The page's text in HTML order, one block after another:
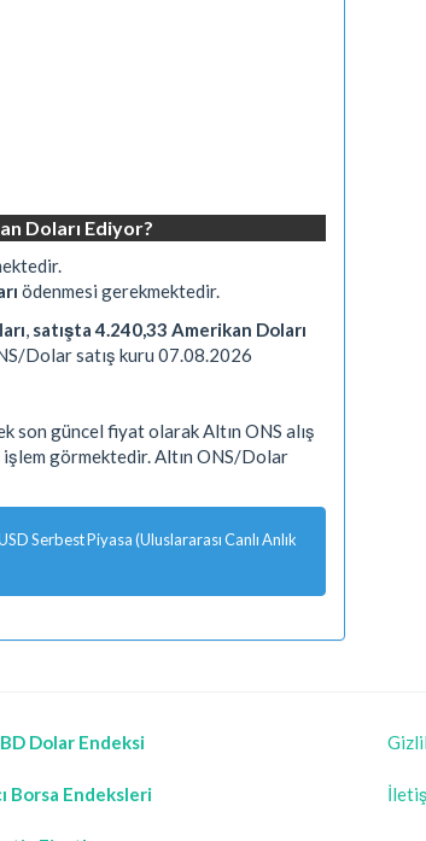
Doları Ediyor?
ödenmesi gerekmektedir.
satışta 4.240,33 Amerikan Doları
Dolar satış kuru 07.08.2026
son güncel fiyat olarak Altın ONS alış
görmektedir. Altın ONS/Dolar
Serbest Piyasa (Uluslararası Canlı Anlık
Dolar Endeksi
Borsa Endeksleri